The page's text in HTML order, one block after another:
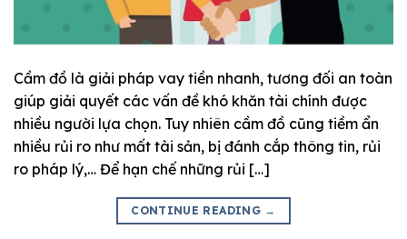
Cầm đồ là giải pháp vay tiền nhanh, tương đối an toàn
giúp giải quyết các vấn đề khó khăn tài chính được
nhiều người lựa chọn. Tuy nhiên cầm đồ cũng tiềm ẩn
nhiều rủi ro như mất tài sản, bị đánh cắp thông tin, rủi
ro pháp lý,… Để hạn chế những rủi […]
CONTINUE READING →